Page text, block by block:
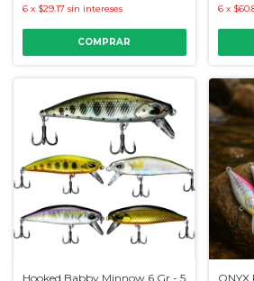
6 x $29.17 sin intereses
COMPRAR
6 x
Hooked Babby Minnow 6 Gr - 5 ONYX